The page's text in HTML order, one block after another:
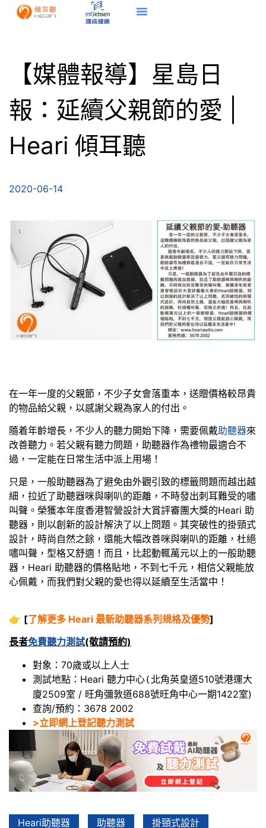
【媒體報導】星島日
報：延續父親節的愛 |
Heari 傾耳聽
2020-06-14
在一年一度的父親節，不少子女會落重本，送贈價格較昂貴
的物品給父親，以感謝父親為家人的付出。
隨着年齡增長，不少人的聽力開始下降，需要佩戴助聽器來
改善聽力。若父親有聽力問題，助聽器作為禮物最適合不
過，一定能在日常生活中派上用場！
只是，一般助聽器為了避免由外觀引致的標籤問題而越出越
細，拉近了助聽器咪與喇叭的距離，不時發出刺耳難受的嘯
叫聲。榮獲本年度香港智營設計大賞評審團大獎的Heari 助
聽器，則以創新的設計解決了以上問題。其突破性的掛頸式
設計，時尚自然之餘，還能大幅改善咪與喇叭的距離，杜絕
嘯叫聲，型格又舒適！而且，比起動輒萬元以上的一般助聽
器，Heari 助聽器的價格貼地，不到七千元，相信父親能放
心佩戴，而我們對父親的愛也得以延續至生活當中！
👉 [了解更多 Heari 最新助聽器系列規格及優勢]
長者免費聽力測試(敬請預約)
對象：70歲或以上人士
測試地點：Heari 聽力中心( 北角英皇道510號港運大
廈2509室 / 旺角彌敦道688號旺角中心一期1422室)
查詢/預約：3678 2002
>立即網上登記聽力測試
Heari助聽器 助聽器
掛頸式設計